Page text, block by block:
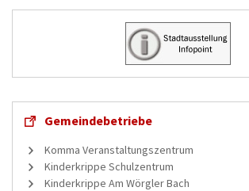
Gemeindebetriebe
Komma Veranstaltungszentrum
Kinderkrippe Schulzentrum
Kinderkrippe Am Wörgler Bach